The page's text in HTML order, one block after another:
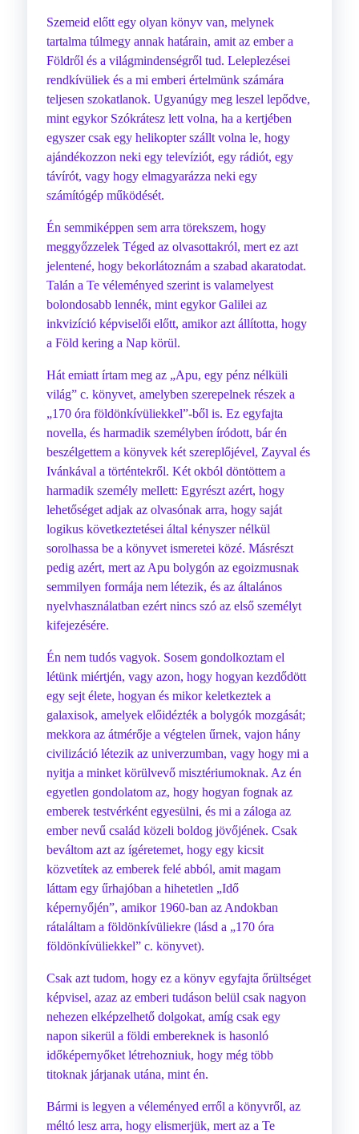
Szemeid előtt egy olyan könyv van, melynek
tartalma túlmegy annak határain, amit az ember a
Földről és a világmindenségről tud. Leleplezései
rendkívüliek és a mi emberi értelmünk számára
teljesen szokatlanok. Ugyanúgy meg leszel lepődve,
mint egykor Szókrátesz lett volna, ha a kertjében
egyszer csak egy helikopter szállt volna le, hogy
ajándékozzon neki egy televíziót, egy rádiót, egy
távírót, vagy hogy elmagyarázza neki egy
számítógép működését.
Én semmiképpen sem arra törekszem, hogy
meggyőzzelek Téged az olvasottakról, mert ez azt
jelentené, hogy bekorlátoznám a szabad akaratodat.
Talán a Te véleményed szerint is valamelyest
bolondosabb lennék, mint egykor Galilei az
inkvizíció képviselői előtt, amikor azt állította, hogy
a Föld kering a Nap körül.
Hát emiatt írtam meg az „Apu, egy pénz nélküli
világ” c. könyvet, amelyben szerepelnek részek a
„170 óra földönkívüliekkel”-ből is. Ez egyfajta
novella, és harmadik személyben íródott, bár én
beszélgettem a könyvek két szereplőjével, Zayval és
Ivánkával a történtekről. Két okból döntöttem a
harmadik személy mellett: Egyrészt azért, hogy
lehetőséget adjak az olvasónak arra, hogy saját
logikus következtetései által kényszer nélkül
sorolhassa be a könyvet ismeretei közé. Másrészt
pedig azért, mert az Apu bolygón az egoizmusnak
semmilyen formája nem létezik, és az általános
nyelvhasználatban ezért nincs szó az első személyt
kifejezésére.
Én nem tudós vagyok. Sosem gondolkoztam el
létünk miértjén, vagy azon, hogy hogyan kezdődött
egy sejt élete, hogyan és mikor keletkeztek a
galaxisok, amelyek előidézték a bolygók mozgását;
mekkora az átmérője a végtelen űrnek, vajon hány
civilizáció létezik az univerzumban, vagy hogy mi a
nyitja a minket körülvevő misztériumoknak. Az én
egyetlen gondolatom az, hogy hogyan fognak az
emberek testvérként egyesülni, és mi a záloga az
ember nevű család közeli boldog jövőjének. Csak
beváltom azt az ígéretemet, hogy egy kicsit
közvetítek az emberek felé abból, amit magam
láttam egy űrhajóban a hihetetlen „Idő
képernyőjén”, amikor 1960-ban az Andokban
rátaláltam a földönkívüliekre (lásd a „170 óra
földönkívüliekkel” c. könyvet).
Csak azt tudom, hogy ez a könyv egyfajta őrültséget
képvisel, azaz az emberi tudáson belül csak nagyon
nehezen elképzelhető dolgokat, amíg csak egy
napon sikerül a földi embereknek is hasonló
időképernyőket létrehozniuk, hogy még több
titoknak járjanak utána, mint én.
Bármi is legyen a véleményed erről a könyvről, az
méltó lesz arra, hogy elismerjük, mert az a Te